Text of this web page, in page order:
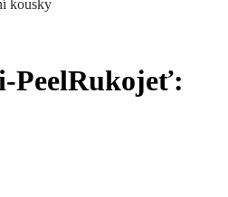
kousky
PeelRukojeť: